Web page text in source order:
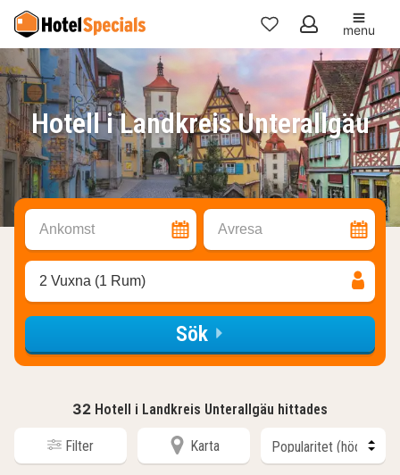
Mina
favoriter
menu
Hotell i Landkreis Unterallgäu
Ankomst Avresa
2 Vuxna (1 Rum)
Sök
32 Hotell i Landkreis Unterallgäu hittades
Filter Karta